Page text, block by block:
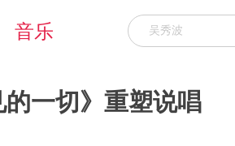
音乐
一切》重塑说唱